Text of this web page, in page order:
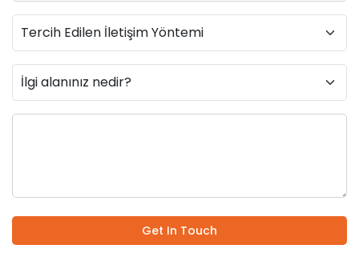
Get In Touch